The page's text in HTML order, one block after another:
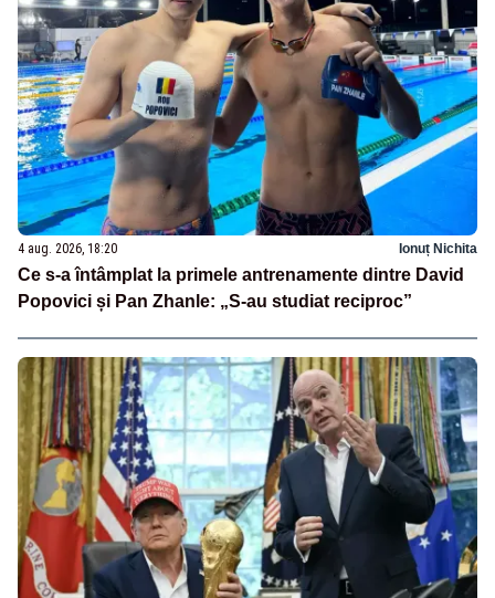
4 aug. 2026, 18:20 Ionuț Nichita
Ce s-a întâmplat la primele antrenamente dintre David
Popovici și Pan Zhanle: „S-au studiat reciproc”